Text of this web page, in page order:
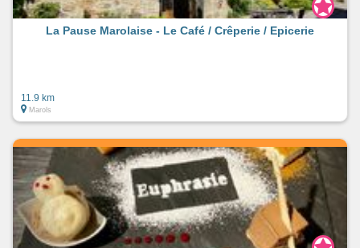
La Pause Marolaise - Le Café / Crêperie / Epicerie
11.9 km
Marols